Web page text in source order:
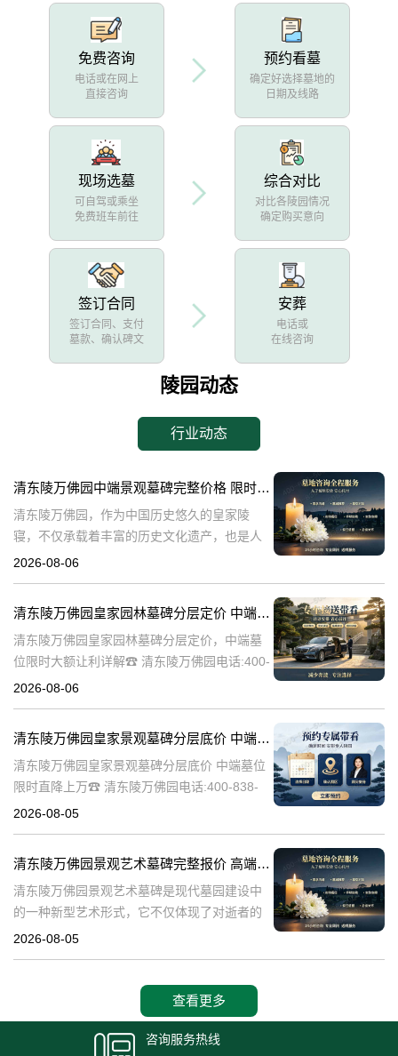
免费咨询
电话或在网上
直接咨询
预约看墓
确定好选择墓地的
日期及线路
现场选墓
可自驾或乘坐
免费班车前往
综合对比
对比各陵园情况
确定购买意向
签订合同
签订合同、支付
墓款、确认碑文
安葬
电话或
在线咨询
陵园动态
行业动态
清东陵万佛园中端景观墓碑完整价格 限时减免多年管理费详解
清东陵万佛园，作为中国历史悠久的皇家陵
寝，不仅承载着丰富的历史文化遗产，也是人
们缅怀先人、寄托哀思的重要场所。近年来，
清
2026-08-06
清东陵万佛园皇家园林墓碑分层定价 中端墓位限时大额让利详解
清东陵万佛园皇家园林墓碑分层定价，中端墓
位限时大额让利详解☎ 清东陵万佛园电话:400-
838-5063清东陵万佛园，作为中国历史上著名
2026-08-06
清东陵万佛园皇家景观墓碑分层底价 中端墓位限时直降上万
清东陵万佛园皇家景观墓碑分层底价 中端墓位
限时直降上万☎ 清东陵万佛园电话:400-838-
5063清东陵万佛园，作为中国历史上著名的皇
2026-08-05
清东陵万佛园景观艺术墓碑完整报价 高端墓型大额直降活动详解
清东陵万佛园景观艺术墓碑是现代墓园建设中
的一种新型艺术形式，它不仅体现了对逝者的
尊重和缅怀，更是一种文化艺术的传承。本文
2026-08-05
查看更多
咨询服务热线